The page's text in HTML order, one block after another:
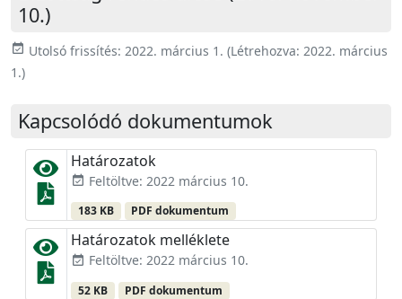
10.)
event_available Utolsó frissítés: 2022. március 1. (Létrehozva: 2022. március
1.)
Kapcsolódó dokumentumok
Határozatok
event_available Feltöltve: 2022 március 10.
183 KB PDF dokumentum
Határozatok melléklete
event_available Feltöltve: 2022 március 10.
52 KB PDF dokumentum